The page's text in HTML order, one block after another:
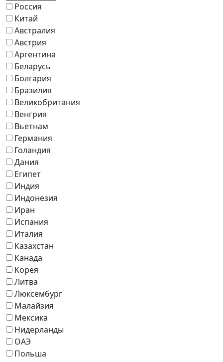
Россия
Китай
Австралия
Австрия
Аргентина
Беларусь
Болгария
Бразилия
Великобритания
Венгрия
Вьетнам
Германия
Голандия
Дания
Египет
Индия
Индонезия
Иран
Испания
Италия
Казахстан
Канада
Корея
Литва
Люксембург
Малайзия
Мексика
Нидерланды
ОАЭ
Польша